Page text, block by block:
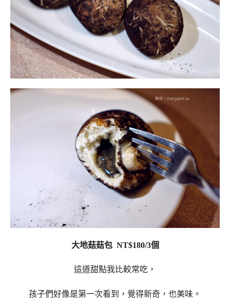
大地菇菇包 NT$180/3個
這道甜點我比較常吃，
孩子們好像是第一次看到，覺得新奇，也美味。